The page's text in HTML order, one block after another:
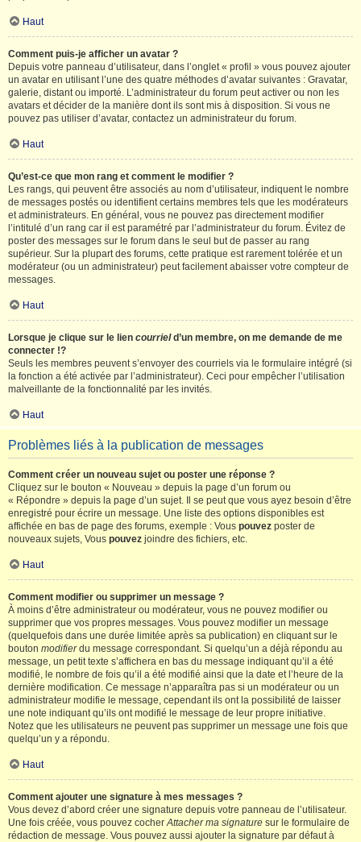
Haut
Comment puis-je afficher un avatar ?
Depuis votre panneau d’utilisateur, dans l’onglet « profil » vous pouvez ajouter
un avatar en utilisant l’une des quatre méthodes d’avatar suivantes : Gravatar,
galerie, distant ou importé. L’administrateur du forum peut activer ou non les
avatars et décider de la manière dont ils sont mis à disposition. Si vous ne
pouvez pas utiliser d’avatar, contactez un administrateur du forum.
Haut
Qu’est-ce que mon rang et comment le modifier ?
Les rangs, qui peuvent être associés au nom d’utilisateur, indiquent le nombre
de messages postés ou identifient certains membres tels que les modérateurs
et administrateurs. En général, vous ne pouvez pas directement modifier
l’intitulé d’un rang car il est paramétré par l’administrateur du forum. Évitez de
poster des messages sur le forum dans le seul but de passer au rang
supérieur. Sur la plupart des forums, cette pratique est rarement tolérée et un
modérateur (ou un administrateur) peut facilement abaisser votre compteur de
messages.
Haut
Lorsque je clique sur le lien courrield’un membre, on me demande de me
connecter !?
Seuls les membres peuvent s’envoyer des courriels via le formulaire intégré (si
la fonction a été activée par l’administrateur). Ceci pour empêcher l’utilisation
malveillante de la fonctionnalité par les invités.
Haut
Problèmes liés à la publication de messages
Comment créer un nouveau sujet ou poster une réponse ?
Cliquez sur le bouton « Nouveau » depuis la page d’un forum ou
« Répondre » depuis la page d’un sujet. Il se peut que vous ayez besoin d’être
enregistré pour écrire un message. Une liste des options disponibles est
affichée en bas de page des forums, exemple : Vous pouvez poster de
nouveaux sujets, Vous pouvez joindre des fichiers, etc.
Haut
Comment modifier ou supprimer un message ?
À moins d’être administrateur ou modérateur, vous ne pouvez modifier ou
supprimer que vos propres messages. Vous pouvez modifier un message
(quelquefois dans une durée limitée après sa publication) en cliquant sur le
bouton modifierdu message correspondant. Si quelqu’un a déjà répondu au
message, un petit texte s’affichera en bas du message indiquant qu’il a été
modifié, le nombre de fois qu’il a été modifié ainsi que la date et l’heure de la
dernière modification. Ce message n’apparaîtra pas si un modérateur ou un
administrateur modifie le message, cependant ils ont la possibilité de laisser
une note indiquant qu’ils ont modifié le message de leur propre initiative.
Notez que les utilisateurs ne peuvent pas supprimer un message une fois que
quelqu’un y a répondu.
Haut
Comment ajouter une signature à mes messages ?
Vous devez d’abord créer une signature depuis votre panneau de l’utilisateur.
Une fois créée, vous pouvez cocherAttacher ma signature sur le formulaire de
rédaction de message. Vous pouvez aussi ajouter la signature par défaut à